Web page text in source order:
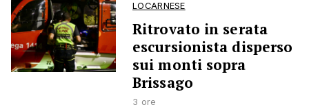
LOCARNESE
Ritrovato in serata
escursionista disperso
sui monti sopra
Brissago
3 ore